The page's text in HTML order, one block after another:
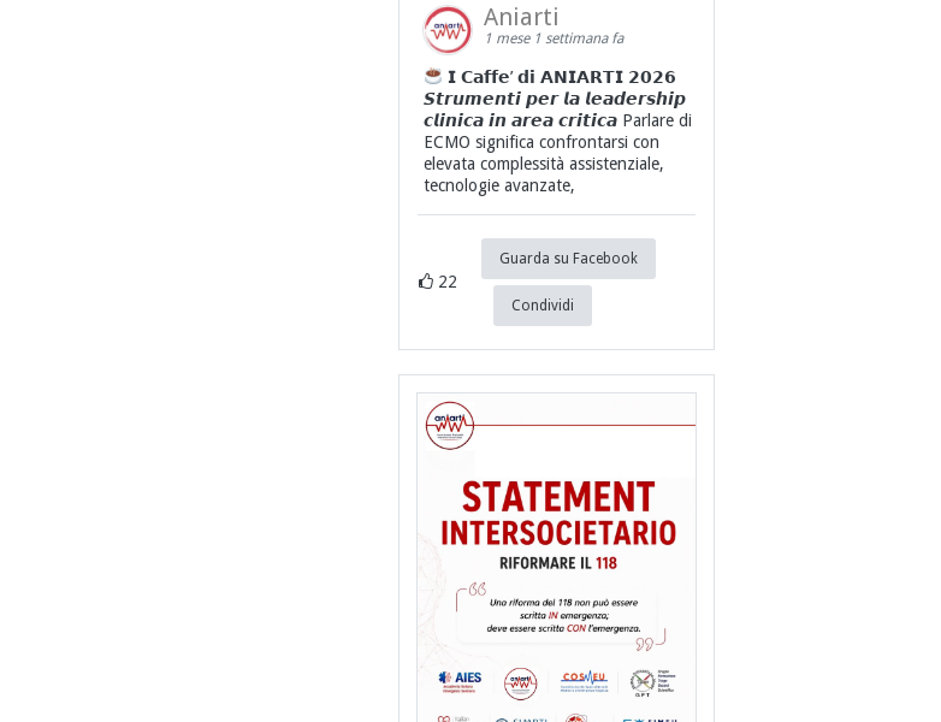
Aniarti
1 mese 1 settimana fa
𝗜 𝗖𝗮𝗳𝗳𝗲’ 𝗱𝗶 𝗔𝗡𝗜𝗔𝗥𝗧𝗜 𝟮𝟬𝟮𝟲
𝙎𝙩𝙧𝙪𝙢𝙚𝙣𝙩𝙞 𝙥𝙚𝙧 𝙡𝙖 𝙡𝙚𝙖𝙙𝙚𝙧𝙨𝙝𝙞𝙥
𝙘𝙡𝙞𝙣𝙞𝙘𝙖 𝙞𝙣 𝙖𝙧𝙚𝙖 𝙘𝙧𝙞𝙩𝙞𝙘𝙖 Parlare di
ECMO significa confrontarsi con
elevata complessità assistenziale,
tecnologie avanzate,
22
Guarda su Facebook
Condividi